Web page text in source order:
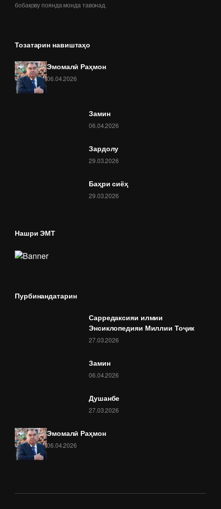
бобақову поянда монда тавонад.
Тозатарин навиштаҳо
Эмомалӣ Раҳмон
06.04.2026
Замин
06.04.2026
Зардолу
29.03.2026
Баҳри сиёҳ
29.03.2026
Нашри ЭМТ
Пурбинандатарин
Сарредаксияи илмии
Энсиклопедияи Миллии Тоҷик
27.03.2026
Замин
06.04.2026
Душанбе
27.03.2026
Эмомалӣ Раҳмон
06.04.2026